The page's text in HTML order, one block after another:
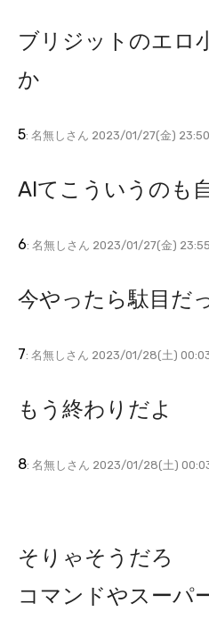
ブリジットのエロ
か
5: 名無しさん 2023/01/27(金)
AIてこういうのも
6: 名無しさん 2023/01/27(金)
今やったら駄目だ
7: 名無しさん 2023/01/28(土)
もう終わりだよ
8: 名無しさん 2023/01/28(土)
そりゃそうだろ
コマンドやスーパ